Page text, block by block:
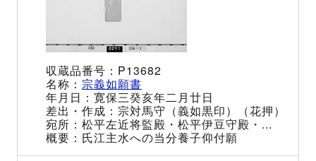
P13682
宗義如願書
寛保三癸亥年二月廿日
宗対馬守（義如黒印）（花押）
松平左近将監殿・松平伊豆守殿・...
氏江主水への当分養子仰付願